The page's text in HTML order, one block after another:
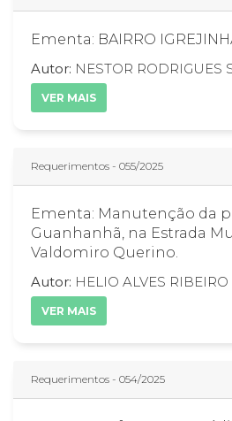
Ementa: BAIRRO
Autor: NESTOR RODRIGUES
VER MAIS
Requerimentos - 055/2025
Ementa: Manutenção da
Guanhanhã, na Estrada
Valdomiro Querino.
Autor: HELIO ALVES RIBEIRO
VER MAIS
Requerimentos - 054/2025